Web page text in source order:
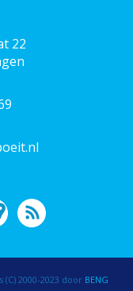
22
2000-2023 door BENG